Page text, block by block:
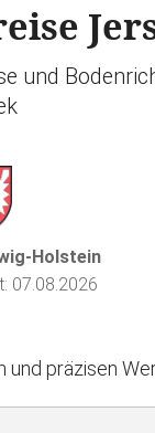
und
Holstein
07.08.2026
und präzisen